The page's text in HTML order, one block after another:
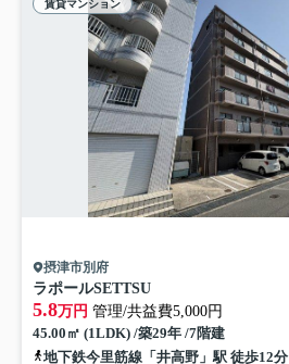
賃貸マンション
摂津市別府
ラポールSETTSU
5.8万円 管理/共益費5,000円
45.00㎡ (1LDK) /築29年 /7階建
地下鉄今里筋線「井高野」駅 徒歩12分